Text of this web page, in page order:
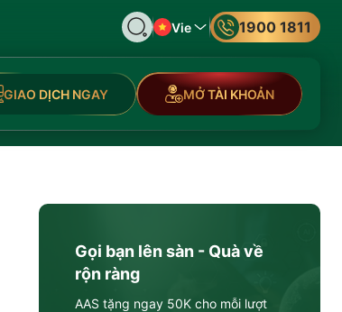
Vie 1900 1811
GIAO DỊCH NGAY MỞ TÀI KHOẢN
Gọi bạn lên sàn - Quà về
rộn ràng
AAS tặng ngay 50K cho mỗi lượt